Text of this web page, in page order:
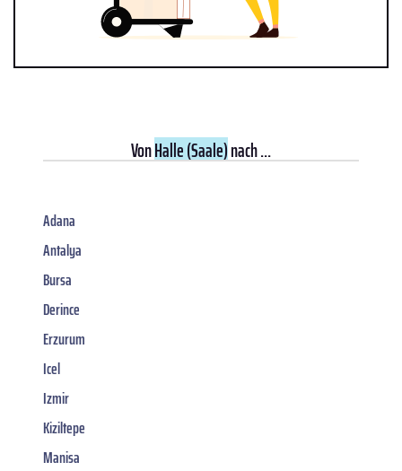
VonHalle (Saale)nach ...
Adana
Antalya
Bursa
Derince
Erzurum
Icel
Izmir
Kiziltepe
Manisa